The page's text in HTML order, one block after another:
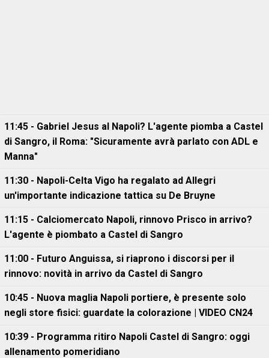
11:45 - Gabriel Jesus al Napoli? L'agente piomba a Castel
di Sangro, il Roma: "Sicuramente avrà parlato con ADL e
Manna"
11:30 - Napoli-Celta Vigo ha regalato ad Allegri
un'importante indicazione tattica su De Bruyne
11:15 - Calciomercato Napoli, rinnovo Prisco in arrivo?
L'agente è piombato a Castel di Sangro
11:00 - Futuro Anguissa, si riaprono i discorsi per il
rinnovo: novità in arrivo da Castel di Sangro
10:45 - Nuova maglia Napoli portiere, è presente solo
negli store fisici: guardate la colorazione | VIDEO CN24
10:39 - Programma ritiro Napoli Castel di Sangro: oggi
allenamento pomeridiano